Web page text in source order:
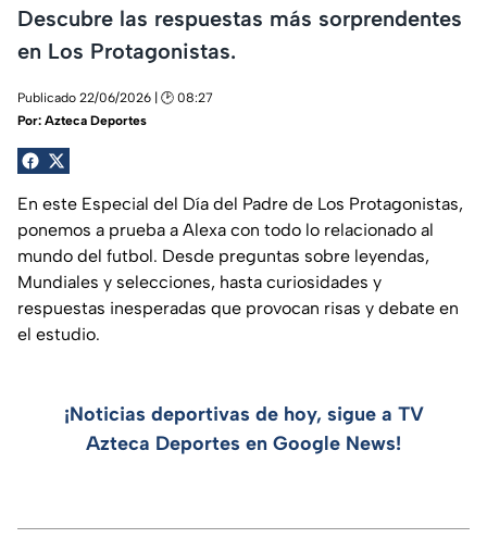
Descubre las respuestas más sorprendentes
en Los Protagonistas.
Publicado 22/06/2026 | 🕑 08:27
Por: Azteca Deportes
En este Especial del Día del Padre de Los Protagonistas,
ponemos a prueba a Alexa con todo lo relacionado al
mundo del futbol. Desde preguntas sobre leyendas,
Mundiales y selecciones, hasta curiosidades y
respuestas inesperadas que provocan risas y debate en
el estudio.
¡Noticias deportivas de hoy, sigue a TV
Azteca Deportes en Google News!